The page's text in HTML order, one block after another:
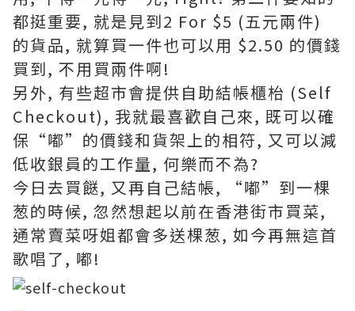
都挺重要, 就是見到2 For $5 (五元兩件)
的貨品, 就算買一件也可以用 $2.50 的價錢
買到, 不用買兩件啊!
另外, 有些超市會提供自助結帳櫃枱 (Self
Checkout), 我就最喜歡自己來, 既可以確
保“嘟”的價錢和貨架上的相符, 又可以減
低收銀員的工作量, 何樂而不為?
今日去買餸, 又再自己結帳, “嘟”到一棵
葱的時候, 忽然想起以前在香港街市買菜,
通常賣菜呀姐都會多送棵葱, 如今再無這首
歌唱了, 嘟!